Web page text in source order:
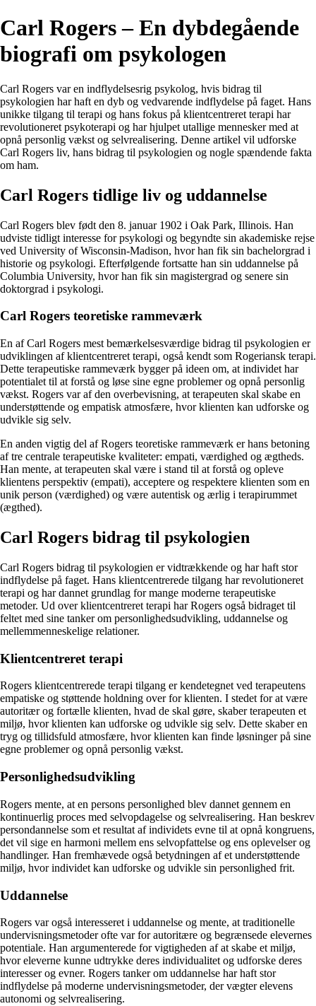
Carl Rogers – En dybdegående
biografi om psykologen
Carl Rogers var en indflydelsesrig psykolog, hvis bidrag til
psykologien har haft en dyb og vedvarende indflydelse på faget. Hans
unikke tilgang til terapi og hans fokus på klientcentreret terapi har
revolutioneret psykoterapi og har hjulpet utallige mennesker med at
opnå personlig vækst og selvrealisering. Denne artikel vil udforske
Carl Rogers liv, hans bidrag til psykologien og nogle spændende fakta
om ham.
Carl Rogers tidlige liv og uddannelse
Carl Rogers blev født den 8. januar 1902 i Oak Park, Illinois. Han
udviste tidligt interesse for psykologi og begyndte sin akademiske rejse
ved University of Wisconsin-Madison, hvor han fik sin bachelorgrad i
historie og psykologi. Efterfølgende fortsatte han sin uddannelse på
Columbia University, hvor han fik sin magistergrad og senere sin
doktorgrad i psykologi.
Carl Rogers teoretiske rammeværk
En af Carl Rogers mest bemærkelsesværdige bidrag til psykologien er
udviklingen af klientcentreret terapi, også kendt som Rogeriansk terapi.
Dette terapeutiske rammeværk bygger på ideen om, at individet har
potentialet til at forstå og løse sine egne problemer og opnå personlig
vækst. Rogers var af den overbevisning, at terapeuten skal skabe en
understøttende og empatisk atmosfære, hvor klienten kan udforske og
udvikle sig selv.
En anden vigtig del af Rogers teoretiske rammeværk er hans betoning
af tre centrale terapeutiske kvaliteter: empati, værdighed og ægtheds.
Han mente, at terapeuten skal være i stand til at forstå og opleve
klientens perspektiv (empati), acceptere og respektere klienten som en
unik person (værdighed) og være autentisk og ærlig i terapirummet
(ægthed).
Carl Rogers bidrag til psykologien
Carl Rogers bidrag til psykologien er vidtrækkende og har haft stor
indflydelse på faget. Hans klientcentrerede tilgang har revolutioneret
terapi og har dannet grundlag for mange moderne terapeutiske
metoder. Ud over klientcentreret terapi har Rogers også bidraget til
feltet med sine tanker om personlighedsudvikling, uddannelse og
mellemmenneskelige relationer.
Klientcentreret terapi
Rogers klientcentrerede terapi tilgang er kendetegnet ved terapeutens
empatiske og støttende holdning over for klienten. I stedet for at være
autoritær og fortælle klienten, hvad de skal gøre, skaber terapeuten et
miljø, hvor klienten kan udforske og udvikle sig selv. Dette skaber en
tryg og tillidsfuld atmosfære, hvor klienten kan finde løsninger på sine
egne problemer og opnå personlig vækst.
Personlighedsudvikling
Rogers mente, at en persons personlighed blev dannet gennem en
kontinuerlig proces med selvopdagelse og selvrealisering. Han beskrev
persondannelse som et resultat af individets evne til at opnå kongruens,
det vil sige en harmoni mellem ens selvopfattelse og ens oplevelser og
handlinger. Han fremhævede også betydningen af et understøttende
miljø, hvor individet kan udforske og udvikle sin personlighed frit.
Uddannelse
Rogers var også interesseret i uddannelse og mente, at traditionelle
undervisningsmetoder ofte var for autoritære og begrænsede elevernes
potentiale. Han argumenterede for vigtigheden af at skabe et miljø,
hvor eleverne kunne udtrykke deres individualitet og udforske deres
interesser og evner. Rogers tanker om uddannelse har haft stor
indflydelse på moderne undervisningsmetoder, der vægter elevens
autonomi og selvrealisering.